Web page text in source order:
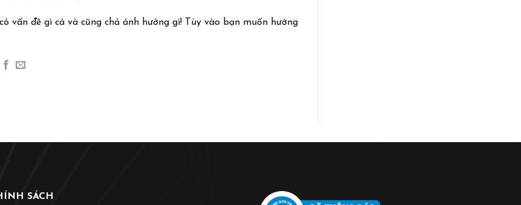
vấn đề gì cả và cũng chả ảnh hưởng gì! Tùy vào bạn muốn hướng
SÁCH